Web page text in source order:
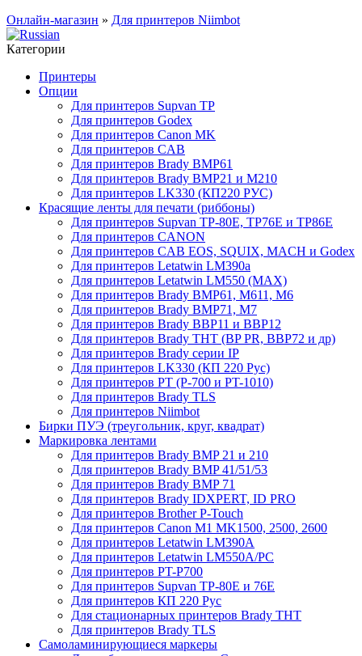
Онлайн-магазин » Для принтеров Niimbot
Категории
Принтеры
Опции
Для принтеров Supvan TP
Для принтеров Godex
Для принтеров Canon MK
Для принтеров CAB
Для принтеров Brady BMP61
Для принтеров Brady BMP21 и M210
Для принтеров LK330 (КП220 РУС)
Красящие ленты для печати (риббоны)
Для принтеров Supvan TP-80E, TP76E и TP86E
Для принтеров CANON
Для принтеров CAB EOS, SQUIX, MACH и Godex
Для принтеров Letatwin LM390a
Для принтеров Letatwin LM550 (MAX)
Для принтеров Brady BMP61, M611, M6
Для принтеров Brady BMP71, M7
Для принтеров Brady BBP11 и BBP12
Для принтеров Brady THT (BP PR, BBP72 и др)
Для принтеров Brady серии IP
Для принтеров LK330 (КП 220 Рус)
Для принтеров PT (P-700 и PT-1010)
Для принтеров Brady TLS
Для принтеров Niimbot
Бирки ПУЭ (треугольник, круг, квадрат)
Маркировка лентами
Для принтеров Brady BMP 21 и 210
Для принтеров Brady BMP 41/51/53
Для принтеров Brady BMP 71
Для принтеров Brady IDXPERT, ID PRO
Для принтеров Brother P-Touch
Для принтеров Canon M1 MK1500, 2500, 2600
Для принтеров Letatwin LM390A
Для принтеров Letatwin LM550A/PC
Для принтеров PT-P700
Для принтеров Supvan TP-80E и 76E
Для принтеров КП 220 Рус
Для стационарных принтеров Brady THT
Для принтеров Brady TLS
Самоламинирующиеся маркеры